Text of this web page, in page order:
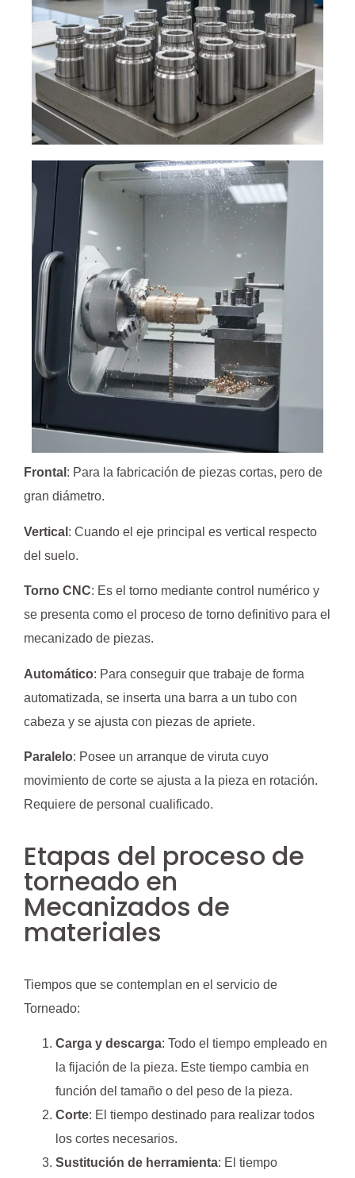
Frontal : Para la fabricación de piezas cortas, pero de
gran diámetro.
Vertical : Cuando el eje principal es vertical respecto
del suelo.
Torno CNC: Es el torno mediante control numérico y
se presenta como el proceso de torno definitivo para el
mecanizado de piezas.
Automático: Para conseguir que trabaje de forma
automatizada, se inserta una barra a un tubo con
cabeza y se ajusta con piezas de apriete.
Paralelo: Posee un arranque de viruta cuyo
movimiento de corte se ajusta a la pieza en rotación.
Requiere de personal cualificado.
Etapas del proceso de
torneado en
Mecanizados de
materiales
Tiempos que se contemplan en el servicio de
Torneado:
Carga y descarga: Todo el tiempo empleado en
la fijación de la pieza. Este tiempo cambia en
función del tamaño o del peso de la pieza.
Corte: El tiempo destinado para realizar todos
los cortes necesarios.
Sustitución de herramienta: El tiempo